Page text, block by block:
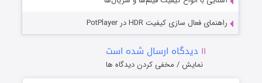
راهنمای فعال سازی کیفیت HDR در PotPlayer
۱۱ دیدگاه ارسال شده است
نمایش / مخفی کردن دیدگاه ها